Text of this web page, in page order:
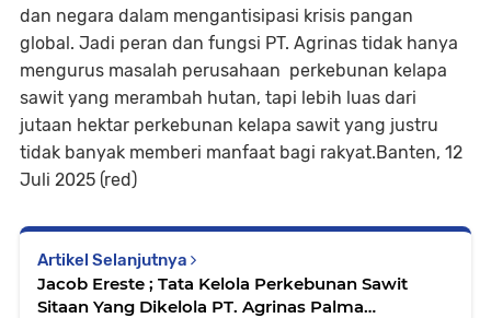
dan negara dalam mengantisipasi krisis pangan
global. Jadi peran dan fungsi PT. Agrinas tidak hanya
mengurus masalah perusahaan perkebunan kelapa
sawit yang merambah hutan, tapi lebih luas dari
jutaan hektar perkebunan kelapa sawit yang justru
tidak banyak memberi manfaat bagi rakyat.Banten, 12
Juli 2025 (red)
Artikel Selanjutnya
Jacob Ereste ; Tata Kelola Perkebunan Sawit
Sitaan Yang Dikelola PT. Agrinas Palma